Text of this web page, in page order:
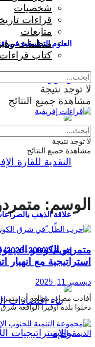
العلوم التطبيقية في
والمؤثرات
علاقة الذهب
إفريقيا (2000–2026)
شخصيات
قراءات
متابعات
منظمات
كتاب
لا توجد نتيجة
مشاهدة جميع النتائج
لا توجد نتيجة
مشاهدة جميع النتائج
الوسم: متمردو
متمردو الكونغو
استراتيجية مع انهيار
ديسمبر 11, 2025
دخلوا بلدة أوفيرا الواقعة